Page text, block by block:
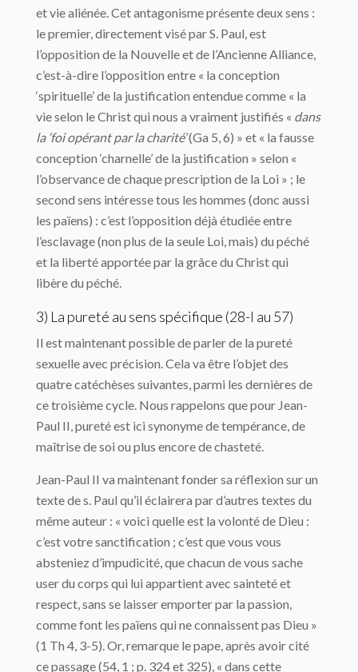
et vie aliénée. Cet antagonisme présente deux sens :
le premier, directement visé par S. Paul, est
l’opposition de la Nouvelle et de l’Ancienne Alliance,
c’est-à-dire l’opposition entre « la conception
‘spirituelle’ de la justification entendue comme « la
vie selon le Christ qui nous a vraiment justifiés « dans
la ‘foi opérant par la charité’(Ga 5, 6) » et « la fausse
conception ‘charnelle’ de la justification » selon «
l’observance de chaque prescription de la Loi » ; le
second sens intéresse tous les hommes (donc aussi
les païens) : c’est l’opposition déjà étudiée entre
l’esclavage (non plus de la seule Loi, mais) du péché
et la liberté apportée par la grâce du Christ qui
libère du péché.
3) La pureté au sens spécifique (28-I au 57)
Il est maintenant possible de parler de la pureté
sexuelle avec précision. Cela va être l’objet des
quatre catéchèses suivantes, parmi les dernières de
ce troisième cycle. Nous rappelons que pour Jean-
Paul II, pureté est ici synonyme de tempérance, de
maîtrise de soi ou plus encore de chasteté.
Jean-Paul II va maintenant fonder sa réflexion sur un
texte de s. Paul qu’il éclairera par d’autres textes du
même auteur : « voici quelle est la volonté de Dieu :
c’est votre sanctification ; c’est que vous vous
absteniez d’impudicité, que chacun de vous sache
user du corps qui lui appartient avec sainteté et
respect, sans se laisser emporter par la passion,
comme font les païens qui ne connaissent pas Dieu »
(1 Th 4, 3-5). Or, remarque le pape, après avoir cité
ce passage (54, 1 ; p. 324 et 325), « dans cette